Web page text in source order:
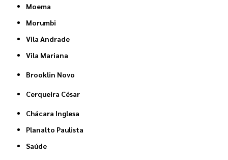
Moema
Morumbi
Vila Andrade
Vila Mariana
Brooklin Novo
Cerqueira César
Chácara Inglesa
Planalto Paulista
Saúde